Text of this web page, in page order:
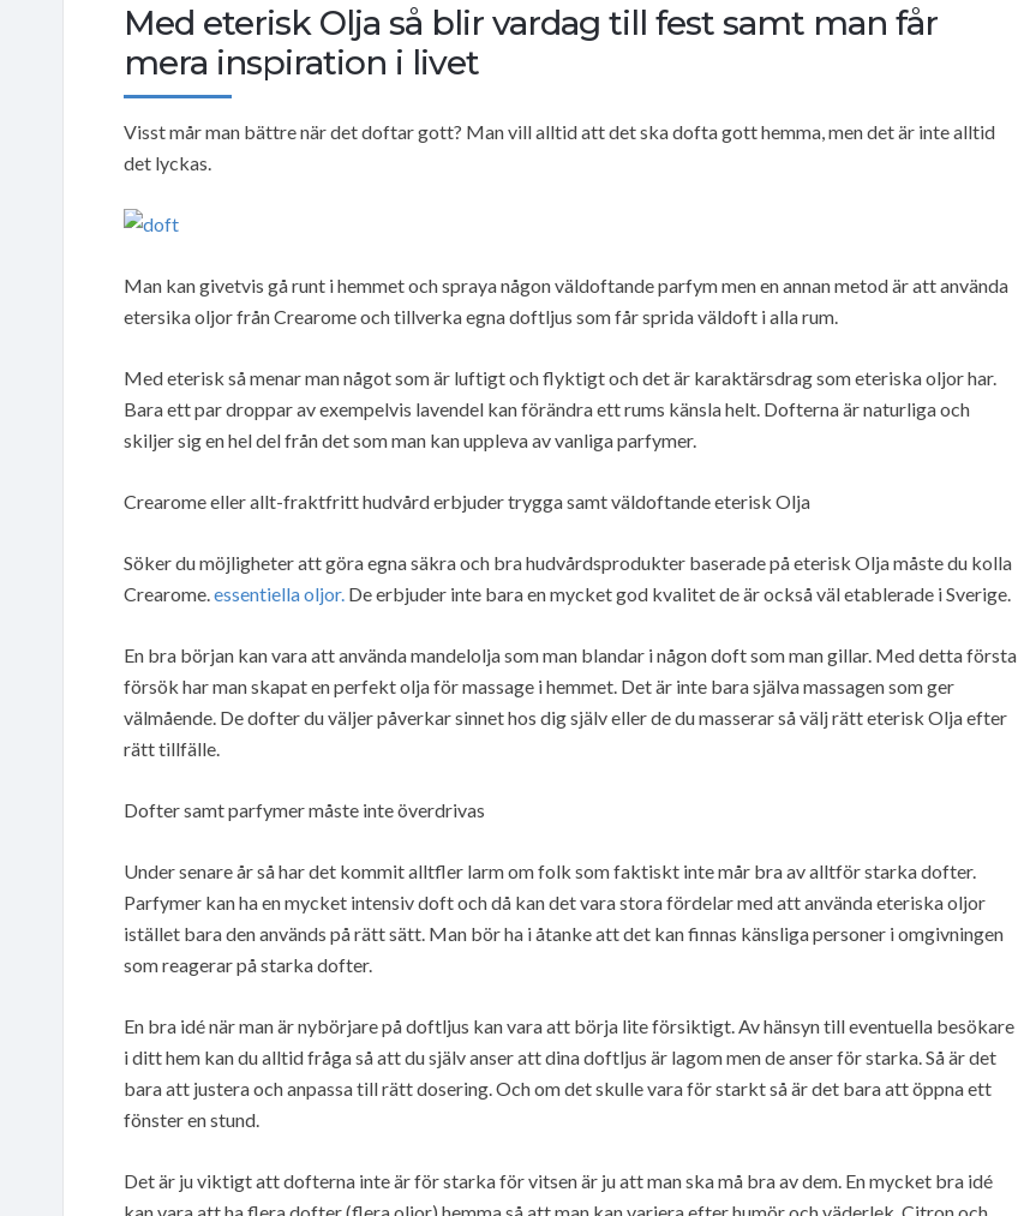
Med eterisk Olja så blir vardag till fest samt man får
mera inspiration i livet
Visst mår man bättre när det doftar gott? Man vill alltid att det ska dofta gott hemma, men det är inte alltid
det lyckas.
Man kan givetvis gå runt i hemmet och spraya någon väldoftande parfym men en annan metod är att använda
etersika oljor från Crearome och tillverka egna doftljus som får sprida väldoft i alla rum.
Med eterisk så menar man något som är luftigt och flyktigt och det är karaktärsdrag som eteriska oljor har.
Bara ett par droppar av exempelvis lavendel kan förändra ett rums känsla helt. Dofterna är naturliga och
skiljer sig en hel del från det som man kan uppleva av vanliga parfymer.
Crearome eller allt-fraktfritt hudvård erbjuder trygga samt väldoftande eterisk Olja
Söker du möjligheter att göra egna säkra och bra hudvårdsprodukter baserade på eterisk Olja måste du kolla
Crearome.essentiella oljor. De erbjuder inte bara en mycket god kvalitet de är också väl etablerade i Sverige.
En bra början kan vara att använda mandelolja som man blandar i någon doft som man gillar. Med detta första
försök har man skapat en perfekt olja för massage i hemmet. Det är inte bara själva massagen som ger
välmående. De dofter du väljer påverkar sinnet hos dig själv eller de du masserar så välj rätt eterisk Olja efter
rätt tillfälle.
Dofter samt parfymer måste inte överdrivas
Under senare år så har det kommit alltfler larm om folk som faktiskt inte mår bra av alltför starka dofter.
Parfymer kan ha en mycket intensiv doft och då kan det vara stora fördelar med att använda eteriska oljor
istället bara den används på rätt sätt. Man bör ha i åtanke att det kan finnas känsliga personer i omgivningen
som reagerar på starka dofter.
En bra idé när man är nybörjare på doftljus kan vara att börja lite försiktigt. Av hänsyn till eventuella besökare
i ditt hem kan du alltid fråga så att du själv anser att dina doftljus är lagom men de anser för starka. Så är det
bara att justera och anpassa till rätt dosering. Och om det skulle vara för starkt så är det bara att öppna ett
fönster en stund.
Det är ju viktigt att dofterna inte är för starka för vitsen är ju att man ska må bra av dem. En mycket bra idé